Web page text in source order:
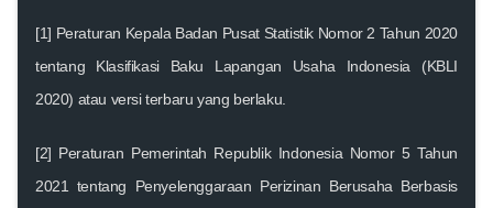
[1] Peraturan Kepala Badan Pusat Statistik Nomor 2 Tahun 2020
tentang Klasifikasi Baku Lapangan Usaha Indonesia (KBLI
2020) atau versi terbaru yang berlaku.
[2] Peraturan Pemerintah Republik Indonesia Nomor 5 Tahun
2021 tentang Penyelenggaraan Perizinan Berusaha Berbasis